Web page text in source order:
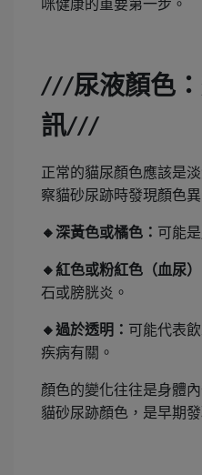
咪健康的重要第一步。
///尿液顏色
訊///
正常的貓尿顏色應該是
察貓砂尿跡時發現顏色
🔸深黃色或橘色： 可能
🔸紅色或粉紅色（血尿）
石或膀胱炎。
🔸過於透明： 可能代表
疾病有關。
顏色的變化往往是身體
貓砂尿跡顏色，是早期